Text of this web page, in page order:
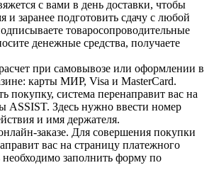
с вами в день доставки, чтобы
и заранее подготовить сдачу с любой
товаросопроводительные
денежные средства, получаете
при самовывозе или оформлении в
карты МИР, Visa и MasterCard.
покупку, система перенаправит вас на
ASSIST. Здесь нужно ввести номер
и имя держателя.
заказе. Для совершения покупки
вас на страницу платежного
необходимо заполнить форму по